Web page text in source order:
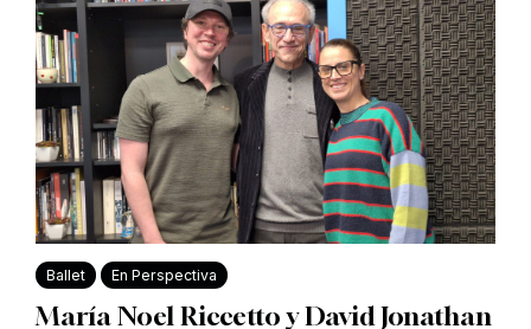
Ballet En Perspectiva
María Noel Riccetto y David Jonathan